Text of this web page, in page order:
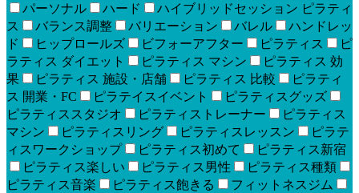
パーソナル
ハード
ハイブリッドセッション ピラティ
ス
バランス調整 バリエーション バレル
ハンドレッ
ド
ヒップロールズ ビフォーアフター ピラティス
ピ
ラティス ダイエット
ピラティス マシン
ピラティス 効
果
ピラティス 施設・店舗 ピラティス 比較
ピラティ
ス 開業・FC
ピラテイスイベント
ピラティスグッズ
ピラティススタジオ
ピラティストレーナー
ピラティス
マシン
ピラティスリング ピラティスレッスン
ピラテ
ィスワークショップ
ピラティス初めて
ピラティス新宿
ピラティス楽しい
ピラティス男性
ピラティス種類
ピラティス音楽
ピラティス飽きる
フィットネスジム